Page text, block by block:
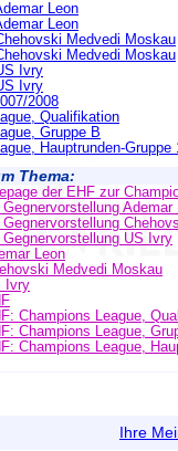
Leon
Leon
Medvedi Moskau
Medvedi Moskau
Ivry
Ivry
2008
Qualifikation
Gruppe B
Hauptrunden-Gruppe
Thema:
der EHF zur
Ademar
Gegnervorstellung
Gegnervorstellung US Ivry
Leon
Medvedi Moskau
Ivry
Champions League,
Champions League,
Champions League,
Ihre